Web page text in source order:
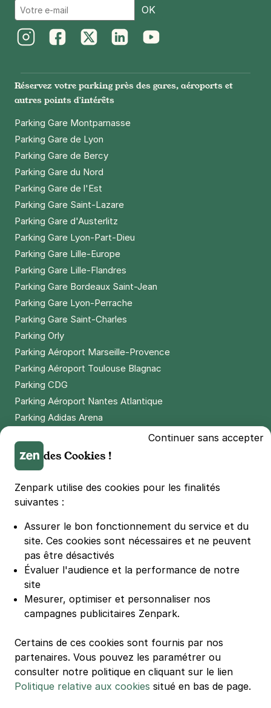
OK
Réservez votre parking près des gares, aéroports et
autres points d'intérêts
Parking Gare Montparnasse
Parking Gare de Lyon
Parking Gare de Bercy
Parking Gare du Nord
Parking Gare de l'Est
Parking Gare Saint-Lazare
Parking Gare d'Austerlitz
Parking Gare Lyon-Part-Dieu
Parking Gare Lille-Europe
Parking Gare Lille-Flandres
Parking Gare Bordeaux Saint-Jean
Parking Gare Lyon-Perrache
Parking Gare Saint-Charles
Parking Orly
Parking Aéroport Marseille-Provence
Parking Aéroport Toulouse Blagnac
Parking CDG
Parking Aéroport Nantes Atlantique
Parking Adidas Arena
Parking LDLC Arena
Parking Stade Pierre Mauroy
Parking Groupama Stadium
Parking Vélodrome
Parking Bercy
Parking La Défense Arena
Parking Les 4 temps
Parking Nation
Parking Porte de Versailles
Parking Lille Grand Palais
Parking Casino Barrière Lille
🌍 Passer de 130 à 110 km/h sur autoroute réduit votre
Continuer sans accepter
des Cookies !
Zenpark utilise des cookies pour les finalités
suivantes :
Assurer le bon fonctionnement du service et du
site. Ces cookies sont nécessaires et ne peuvent
pas être désactivés
Évaluer l'audience et la performance de notre
site
Mesurer, optimiser et personnaliser nos
campagnes publicitaires Zenpark.
Certains de ces cookies sont fournis par nos
partenaires. Vous pouvez les paramétrer ou
consulter notre politique en cliquant sur le lien
Politique relative aux cookies situé en bas de page.